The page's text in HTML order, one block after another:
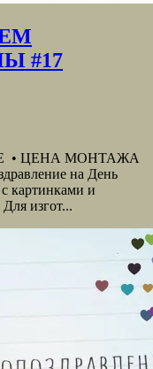
#17
• ЦЕНА МОНТАЖА
на День
картинками и
изгот...